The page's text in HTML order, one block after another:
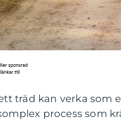
träd kan verka som
process som